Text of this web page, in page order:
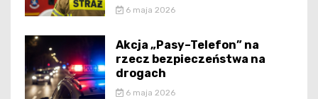
6 maja 2026
Akcja „Pasy–Telefon” na
rzecz bezpieczeństwa na
drogach
6 maja 2026